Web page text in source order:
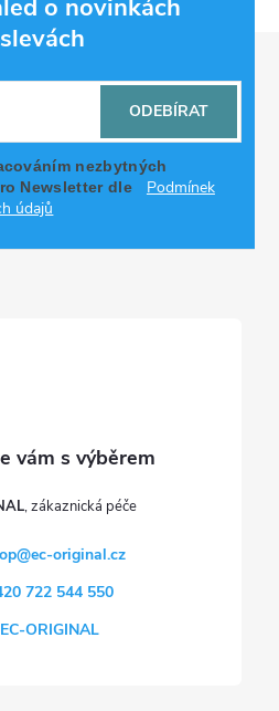
o novinkách
nezbytných
Newsletter dle
Podmínek
údajů
ODEBÍRAT
@ec-original.cz
722 544 550
EC-ORIGINAL